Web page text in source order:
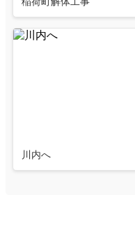
川内へ